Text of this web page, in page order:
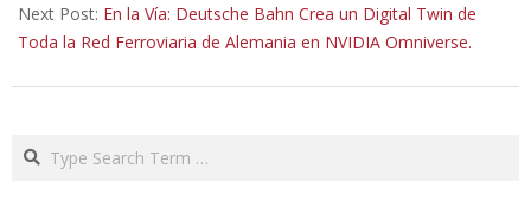
Next Post: En la Vía: Deutsche Bahn Crea un Digital Twin de
Toda la Red Ferroviaria de Alemania en NVIDIA Omniverse.
Search